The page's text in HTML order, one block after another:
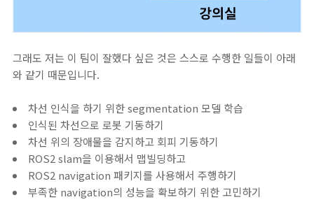
그래도 저는 이 팀이 잘했다 싶은 것은 스스로 수행한 일들이 아래
와 같기 때문입니다.
차선 인식을 하기 위한 segmentation 모델 학습
인식된 차선으로 로봇 기동하기
차선 위의 장애물을 감지하고 회피 기동하기
ROS2 slam을 이용해서 맵빌딩하고
ROS2 navigation 패키지를 사용해서 주행하기
부족한 navigation의 성능을 확보하기 위한 고민하기